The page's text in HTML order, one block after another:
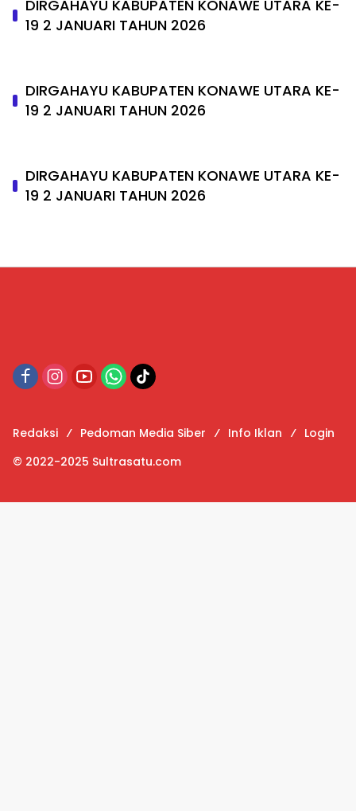
DIRGAHAYU KABUPATEN KONAWE UTARA KE-
19 2 JANUARI TAHUN 2026
DIRGAHAYU KABUPATEN KONAWE UTARA KE-
19 2 JANUARI TAHUN 2026
DIRGAHAYU KABUPATEN KONAWE UTARA KE-
19 2 JANUARI TAHUN 2026
Redaksi Pedoman Media Siber Info Iklan
Login
© 2022-2025 Sultrasatu.com